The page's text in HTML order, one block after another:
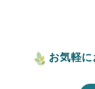
お気軽に